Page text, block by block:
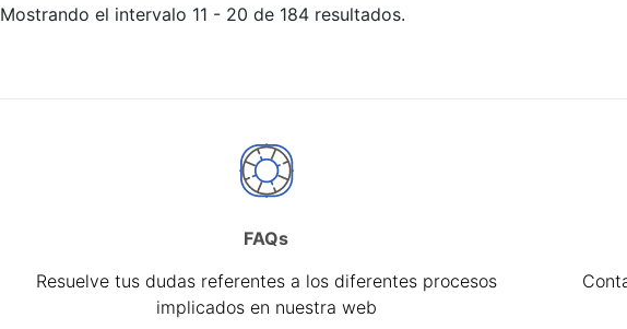
Mostrando el intervalo 11 - 20 de 184 resultados.
FAQs
Resuelve tus dudas referentes a los diferentes procesos
implicados en nuestra web